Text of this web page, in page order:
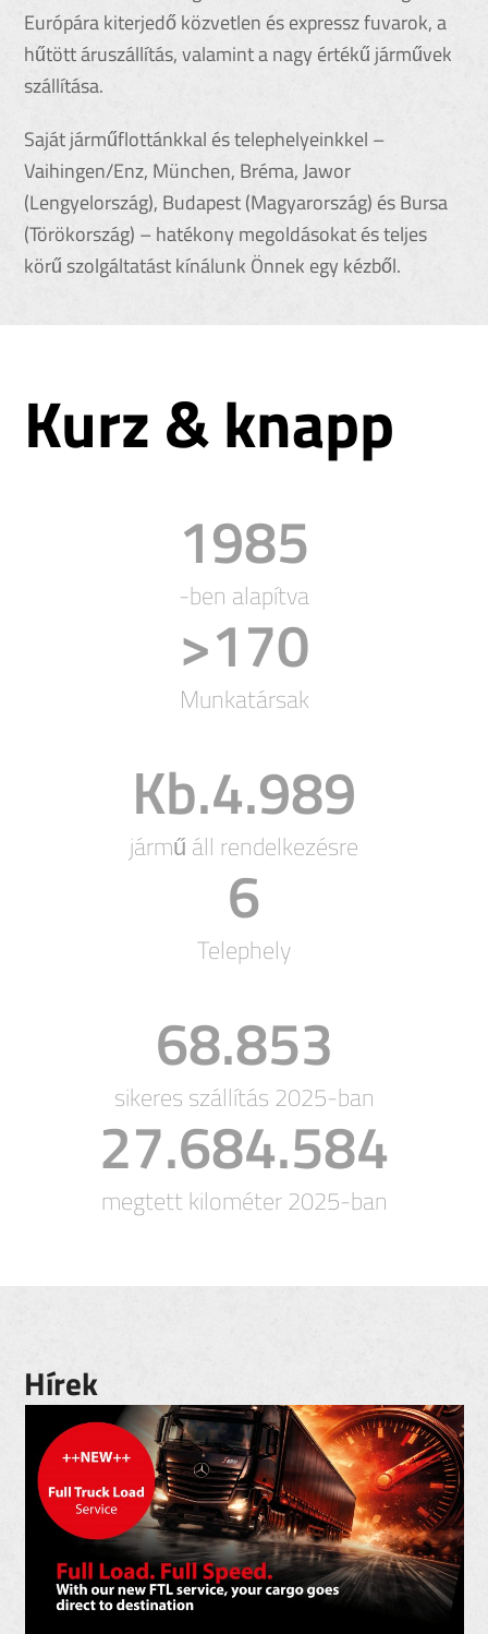
Európára kiterjedő közvetlen és expressz fuvarok, a
hűtött áruszállítás, valamint a nagy értékű járművek
szállítása.
Saját járműflottánkkal és telephelyeinkkel –
Vaihingen/Enz, München, Bréma, Jawor
(Lengyelország), Budapest (Magyarország) és Bursa
(Törökország) – hatékony megoldásokat és teljes
körű szolgáltatást kínálunk Önnek egy kézből.
Kurz & knapp
1989
-ben alapítva
>170
Munkatársak
Kb.5.000
jármű áll rendelkezésre
6
Telephely
69.000
sikeres szállítás 2025-ban
27.684.584
megtett kilométer 2025-ban
Hírek